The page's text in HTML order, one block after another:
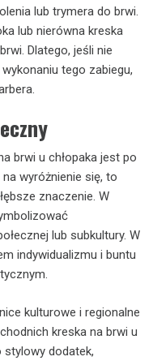
lub trymera do brwi.
lub nierówna kreska
Dlatego, jeśli nie
tego zabiegu,
brwi u chłopaka jest po
wyróżnienie się, to
znaczenie. W
lub subkultury. W
indywidualizmu i buntu
kulturowe i regionalne
kreska na brwi u
stylowy dodatek,